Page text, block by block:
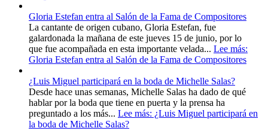
Gloria Estefan entra al Salón de la Fama de Compositores
La cantante de origen cubano, Gloria Estefan, fue
galardonada la mañana de este jueves 15 de junio, por lo
que fue acompañada en esta importante velada... Lee más:
Gloria Estefan entra al Salón de la Fama de Compositores
¿Luis Miguel participará en la boda de Michelle Salas?
Desde hace unas semanas, Michelle Salas ha dado de qué
hablar por la boda que tiene en puerta y la prensa ha
preguntado a los más... Lee más: ¿Luis Miguel participará en
la boda de Michelle Salas?